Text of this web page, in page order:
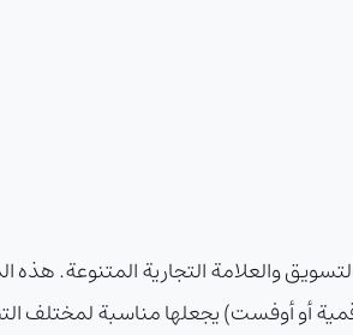
التسويق والعلامة التجارية المتنوعة.
أو أوفست) يجعلها مناسبة لمختلف